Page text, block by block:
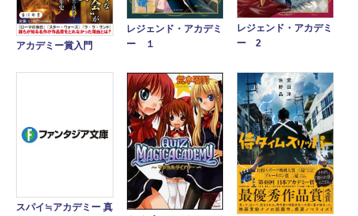
アカデミー賞入門
レジェンド・アカデミ
ー １
レジェンド・アカデミ
ー 2
スパイ≒アカデミー 真